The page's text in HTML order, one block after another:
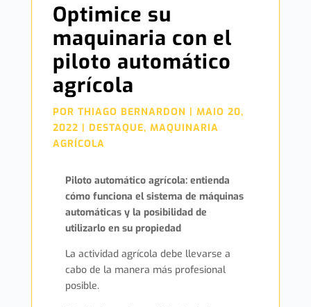
Optimice su
maquinaria con el
piloto automático
agrícola
POR THIAGO BERNARDON | MAIO 20,
2022 | DESTAQUE, MAQUINARIA
AGRÍCOLA
Piloto automático agrícola: entienda
cómo funciona el sistema de máquinas
automáticas y la posibilidad de
utilizarlo en su propiedad
La actividad agrícola debe llevarse a
cabo de la manera más profesional
posible.